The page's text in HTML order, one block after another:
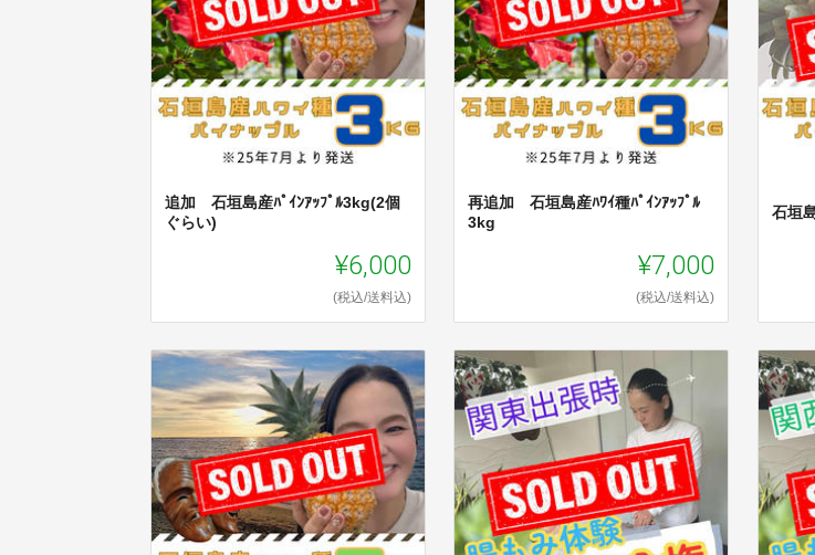
追加 石垣島産ﾊﾟｲﾝｱｯﾌﾟﾙ3kg(2個
ぐらい)
¥6,000
(税込/送料込)
再追加 石垣島産ﾊﾜｲ種ﾊﾟｲﾝｱｯﾌﾟﾙ
3kg
¥7,000
(税込/送料込)
石垣